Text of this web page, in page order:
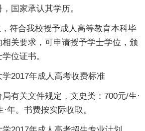
国家承认其学历。
合我校授予成人高等教育本科毕
关要求，可申请授予学士学位，颁
位证书。
2017年成人高考收费标准
关文件规定，文史类：700元/生·
年。书费按实际收取。